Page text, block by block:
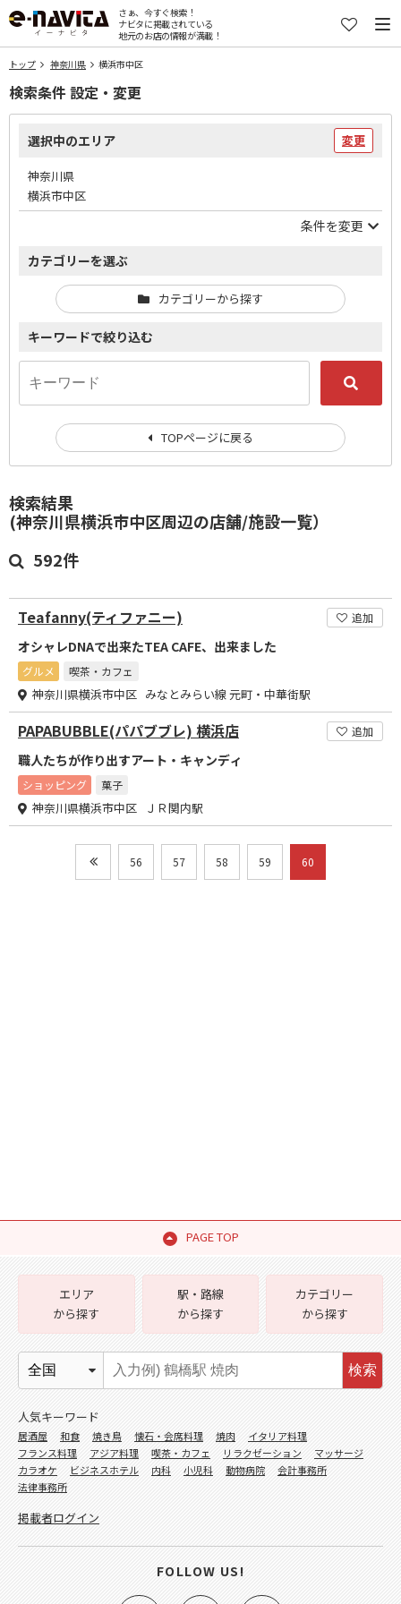
さぁ、今すぐ検索！
ナビタに掲載されている
地元のお店の情報が満載！
トップ 神奈川県 横浜市中区
検索結果
(神奈川県横浜市中区周辺の店舗/施設一覧）
592件
Teafanny(ティファニー) 追加
オシャレDNAで出来たTEA CAFE、出来ました
グルメ 喫茶・カフェ
神奈川県横浜市中区 みなとみらい線 元町・中華街駅
PAPABUBBLE(パパブブレ) 横浜店 追加
職人たちが作り出すアート・キャンディ
ショッピング 菓子
神奈川県横浜市中区 ＪＲ関内駅
56 57 58 59 60
検索条件 設定・変更
選択中のエリア 変更
神奈川県
横浜市中区
条件を変更
カテゴリーを選ぶ
カテゴリーから探す
キーワードで絞り込む
TOPページに戻る
PAGE TOP
エリア
から探す
駅・路線
から探す
カテゴリー
から探す
検索
人気キーワード
居酒屋 和食 焼き鳥 懐石・会席料理 焼肉
イタリア料理
フランス料理
アジア料理 喫茶・カフェ リラクゼーション
マッサージ
カラオケ
ビジネスホテル 内科 小児科 動物病院
会計事務所
法律事務所
掲載者ログイン
FOLLOW US!